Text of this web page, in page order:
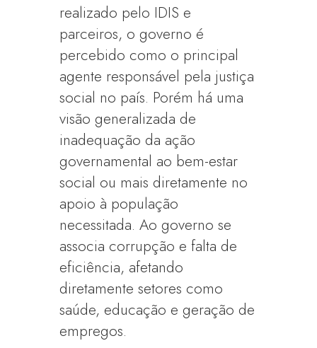
realizado pelo IDIS e
parceiros, o governo é
percebido como o principal
agente responsável pela justiça
social no país. Porém há uma
visão generalizada de
inadequação da ação
governamental ao bem-estar
social ou mais diretamente no
apoio à população
necessitada. Ao governo se
associa corrupção e falta de
eficiência, afetando
diretamente setores como
saúde, educação e geração de
empregos.